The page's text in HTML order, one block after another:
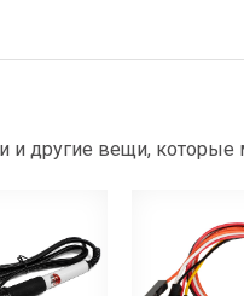
и другие вещи, которые